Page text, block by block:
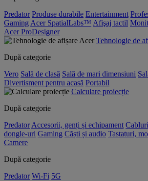
Predator Produse durabile Entertainment
Gaming Acer SpatialLabs™ Afişaj tactil
Acer ProDesigner
Tehnologie de
După categorie
Vero Sală de clasă Sală de mari dimensiuni
Divertisment pentru acasă Portabil
Calculare proiecție
După categorie
Predator Accesorii, genți și echipament
dongle-uri Gaming Căști și audio Tastaturi,
Camere
După categorie
Predator Wi-Fi 5G